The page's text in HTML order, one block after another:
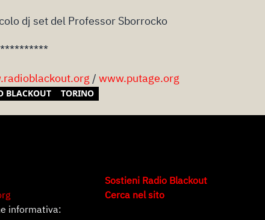
dj set del Professor Sborrocko
/ www.putage.org
BLACKOUT TORINO
informativa:
Sostieni Radio Blackout
Cerca nel sito